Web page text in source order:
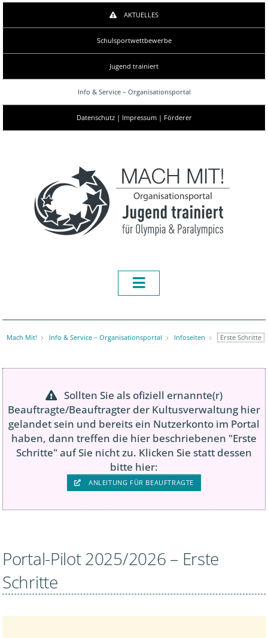
AKTUELLES
Schulsportwettbewerbe
Jugend trainiert
Info & Service – Organisationsportal
Datenschutz | Impressum | Förderer
Mach Mit! Info & Service – Organisationsportal Infoseiten Erste Schritte
Sollten Sie als ofiziell ernannte(r)
Beauftragte/Beauftragter der Kultusverwaltung hier
gelandet sein und bereits ein Nutzerkonto im Portal
haben, dann treffen die hier beschriebenen "Erste
Schritte" auf Sie nicht zu. Klicken Sie statt dessen
bitte hier:
ANLEITUNG FÜR BEAUFTRAGTE
Portal-Pilot 2025/2026 – Erste
Schritte